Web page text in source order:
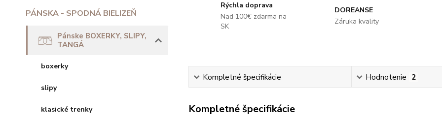
PÁNSKA - SPODNÁ BIELIZEŇ
Pánske BOXERKY, SLIPY,
TANGÁ
boxerky
slipy
klasické trenky
Rýchla doprava
Nad 100€ zdarma na
SK
DOREANSE
Záruka kvality
Kompletné špecifikácie Hodnotenie 2
Kompletné špecifikácie